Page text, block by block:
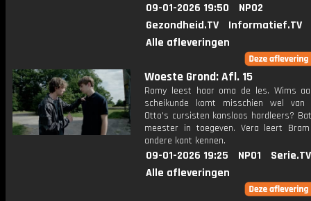
09-01-2026 19:50
NPO2
Gezondheid.TV
Informatief.TV
Alle afleveringen
Woeste Grond: Afl. 15
Romy leest haar oma de les. Wims
scheikunde komt misschien wel van
Otto's cursisten kansloos hardleers?
meester in toegeven. Vera leert
andere kant kennen.
09-01-2026 19:25 NPO1
Serie.TV
Alle afleveringen